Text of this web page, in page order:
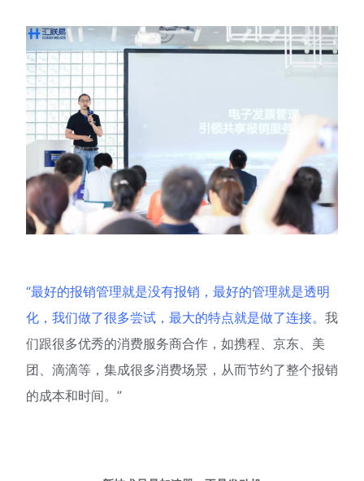
“最好的报销管理就是没有报销，最好的管理就是透明
化，我们做了很多尝试，最大的特点就是做了连接。 我
们跟很多优秀的消费服务商合作，如携程、京东、美
团、滴滴等，集成很多消费场景，从而节约了整个报销
的成本和时间。”